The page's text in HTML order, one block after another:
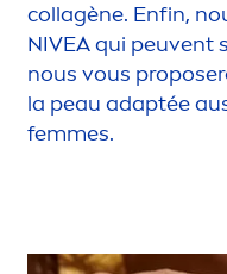
collagène. Enfin,
NIVEAqui peuvent
nous vous
la peau adaptée
femmes.